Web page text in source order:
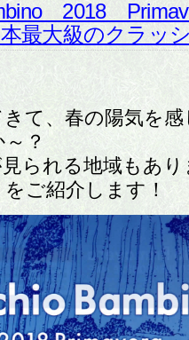
2018
最大級のクラッ
て、春の陽気を
？
られる地域もあり
ご紹介します！